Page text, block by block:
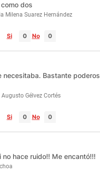
dos
Milena Suarez Hernández
Si No
necesitaba. Bastante
Augusto Gélvez Cortés
Si No
hace ruido!! Me encantó!!!